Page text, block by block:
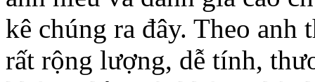
kê chúng ra đây. Theo anh
rất rộng lượng, dễ tính,